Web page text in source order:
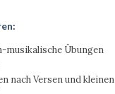
musikalische Übungen
nach Versen und kleinen